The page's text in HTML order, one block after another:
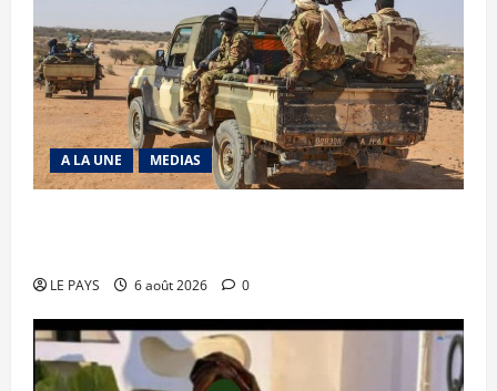
A LA UNE MEDIAS
LE PAYS 6 août 2026 0